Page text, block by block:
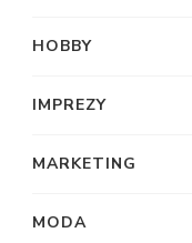
HOBBY
IMPREZY
MARKETING
MODA